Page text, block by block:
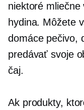
niektoré
hydina. Môžete
domáce pečivo,
predávať svoje
čaj.
Ak produkty,